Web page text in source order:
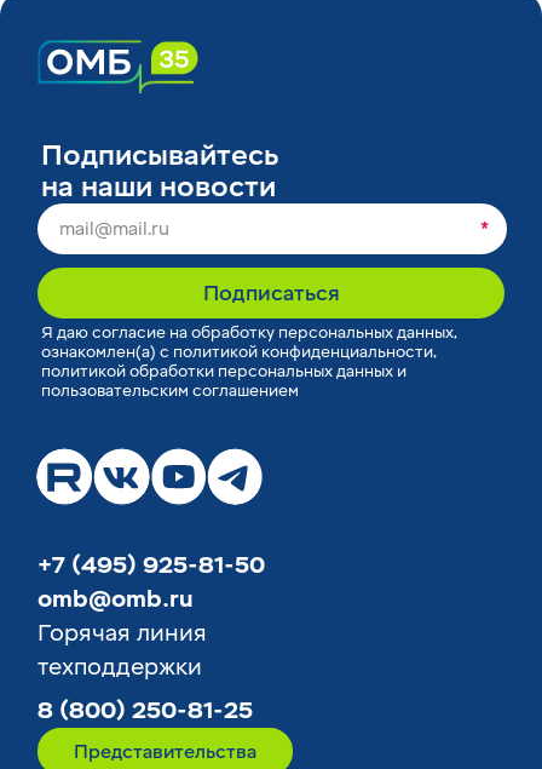
Подписывайтесь
на наши новости
*
Подписаться
Я даю согласие на обработку персональных данных,
ознакомлен(а) с политикой конфиденциальности,
политикой обработки персональных данных и
пользовательским соглашением
+7 (495) 925-81-50
omb@omb.ru
Горячая линия
техподдержки
8 (800) 250-81-25
Представительства